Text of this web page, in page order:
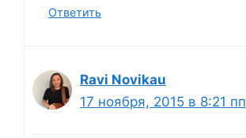
Ответить
Ravi Novikau
17 ноября, 2015 в 8:21 пп